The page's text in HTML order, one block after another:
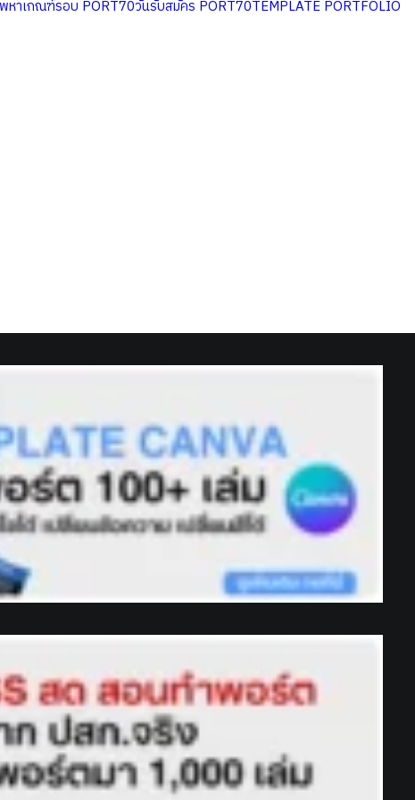
หาเกณฑ์รอบ PORT70วันรับสมัคร PORT70TEMPLATE PORTFOLIO